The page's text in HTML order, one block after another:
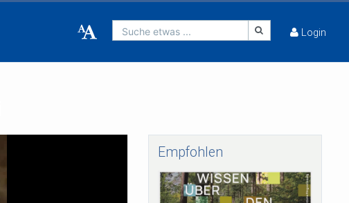
Suche etwas ... Login
Empfohlen